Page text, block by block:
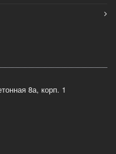
8а, корп. 1